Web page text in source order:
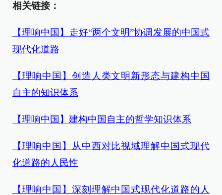
相关链接：
【理响中国】走好“两个文明”协调发展的中国式
现代化道路
【理响中国】创造人类文明新形态与建构中国
自主的知识体系
【理响中国】建构中国自主的哲学知识体系
【理响中国】从中西对比视域理解中国式现代
化道路的人民性
【理响中国】深刻理解中国式现代化道路的人